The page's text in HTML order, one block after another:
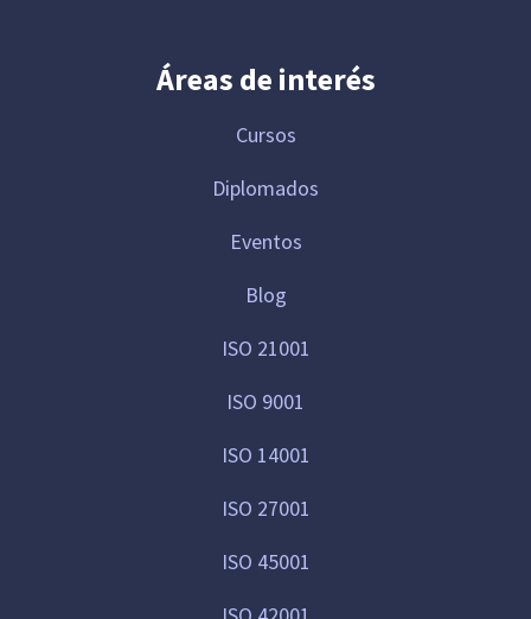
Áreas de interés
Cursos
Diplomados
Eventos
Blog
ISO 21001
ISO 9001
ISO 14001
ISO 27001
ISO 45001